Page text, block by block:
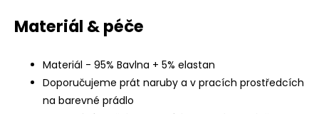
Materiál & péče
Materiál - 95% Bavlna + 5% elastan
Doporučujeme prát naruby a v pracích prostředcích
na barevné prádlo